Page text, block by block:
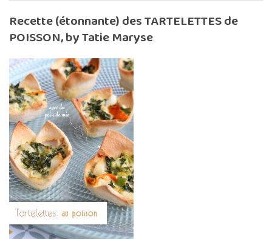
Recette (étonnante) des TARTELETTES de
POISSON, by Tatie Maryse